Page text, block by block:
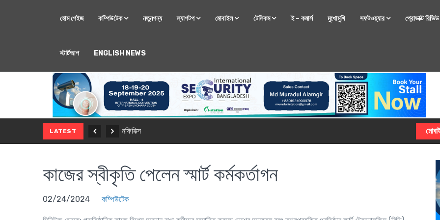
হোম পেইজ কম্পিউটেক নতুনপন্য ল্যাপটপ মোবাইল টেলিকম ই – কমার্স মুখোমুখি সফটওয়্যার প্রোডাক্ট রিভিউ
স্টার্টআপ ENGLISH NEWS
LATEST মোবাইল
কাজের স্বীকৃতি পেলেন স্মার্ট কর্মকর্তাগন
02/24/2024 কম্পিউটেক